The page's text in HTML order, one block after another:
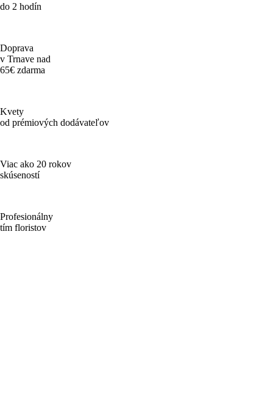
do 2 hodín
Doprava
v Trnave nad
65€ zdarma
Kvety
od prémiových dodávateľov
Viac ako 20 rokov
skúseností
Profesionálny
tím floristov